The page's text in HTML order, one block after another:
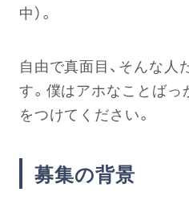
中）。
自由で真面目、そんな
す。僕はアホなことば
をつけてください。
募集の背景